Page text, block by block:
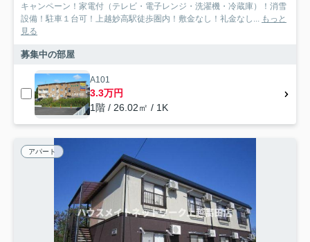
キャンペーン！家電付（テレビ・電子レンジ・洗濯機・冷蔵庫）！消雪
設備！駐車１台可！上越妙高駅徒歩圏内！敷金なし！礼金なし...
もっと
見る
募集中の部屋
A101
3.3万円
1階 / 26.02㎡ / 1K
アパート